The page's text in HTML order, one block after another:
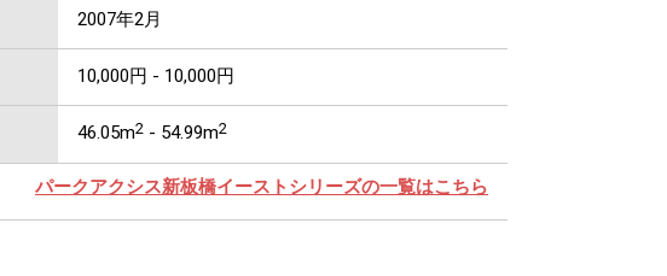
2007年2月
10,000円 - 10,000円
46.05m2 - 54.99m2
パークアクシス新板橋イーストシリーズの一覧はこちら